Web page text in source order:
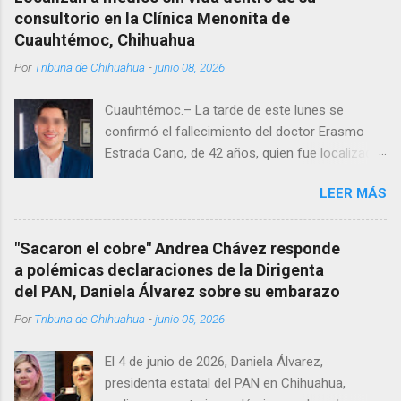
consultorio en la Clínica Menonita de
Cuauhtémoc, Chihuahua
PorTribuna de Chihuahua -junio 08, 2026
Cuauhtémoc.– La tarde de este lunes se
confirmó el fallecimiento del doctor Erasmo
Estrada Cano, de 42 años, quien fue localizado
Menonita, ubicada en el kilómetro 10 del
Corredor Comercial. Según reportes el médico
se habría quitado la vida mientras permanecía
encerrado en el consultorio, por lo que
autoridades tuvieron que derribar la puerta,
Estrada, quien se desempeñó como presidente
un médico reconocido en la región.
LEER MÁS
"Sacaron el cobre" Andrea Chávez responde
a polémicas declaraciones de la Dirigenta
del PAN, Daniela Álvarez sobre su embarazo
PorTribuna de Chihuahua -junio 05, 2026
El 4 de junio de 2026, Daniela Álvarez,
presidenta estatal del PAN en Chihuahua,